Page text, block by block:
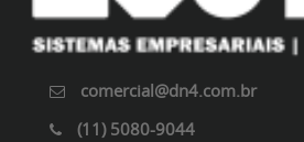
comercial@dn4.com.br
(11) 5080-9044